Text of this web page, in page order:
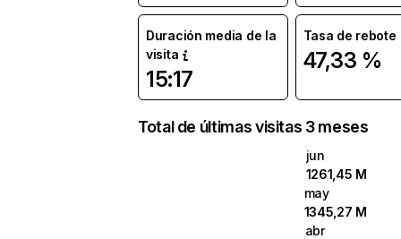
Duración media de la
visita
15:17
Tasa de rebote
47,33 %
Total de últimas visitas 3 meses
jun
1261,45 M
may
1345,27 M
abr